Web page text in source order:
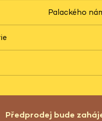
Palackého
Předprodej bude